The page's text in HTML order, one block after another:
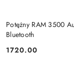
Potężny RAM 3500
Bluetooth
Cena:
1720.00